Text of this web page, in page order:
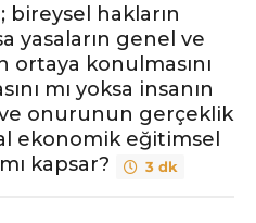
hakların
yasaların genel ve
ortaya konulmasını
mı yoksa insanın
onurunun gerçeklik
ekonomik eğitimsel
kapsar?
3 dk